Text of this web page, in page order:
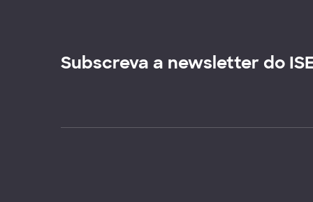
Subscreva a newsletter do